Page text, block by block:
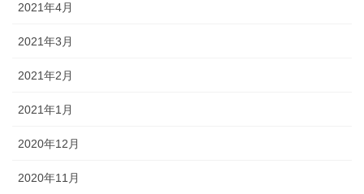
2021年4月
2021年3月
2021年2月
2021年1月
2020年12月
2020年11月